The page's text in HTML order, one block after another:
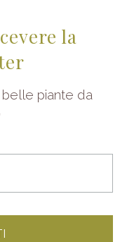
la
piante da